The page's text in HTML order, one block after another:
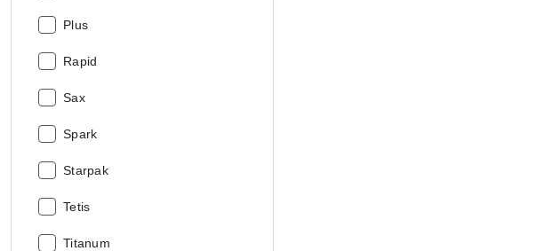
Producent:
Plus
Producent:
Rapid
Producent:
Sax
Producent:
Spark
Producent:
Starpak
Producent:
Tetis
Producent:
Titanum